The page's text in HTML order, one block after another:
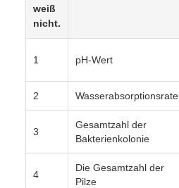
weiß
nicht.
1 pH-Wert
2 Wasserabsorptionsrate
3
Gesamtzahl der
Bakterienkolonie
4
Die Gesamtzahl der
Pilze